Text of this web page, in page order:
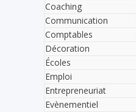
Coaching
Communication
Comptables
Décoration
Écoles
Emploi
Entrepreneuriat
Evènementiel